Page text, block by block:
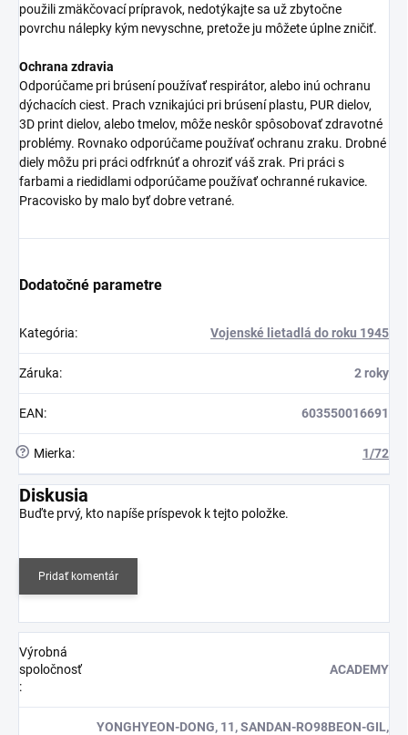
použili zmäkčovací prípravok, nedotýkajte sa už zbytočne
povrchu nálepky kým nevyschne, pretože ju môžete úplne zničiť.
Ochrana zdravia
Odporúčame pri brúsení používať respirátor, alebo inú ochranu
dýchacích ciest. Prach vznikajúci pri brúsení plastu, PUR dielov,
3D print dielov, alebo tmelov, môže neskôr spôsobovať zdravotné
problémy. Rovnako odporúčame používať ochranu zraku. Drobné
diely môžu pri práci odfrknúť a ohroziť váš zrak. Pri práci s
farbami a riedidlami odporúčame používať ochranné rukavice.
Pracovisko by malo byť dobre vetrané.
Dodatočné parametre
Kategória: Vojenské lietadlá do roku 1945
Záruka: 2 roky
EAN: 603550016691
? Mierka: 1/72
Diskusia
Buďte prvý, kto napíše príspevok k tejto položke.
Pridať komentár
Výrobná
spoločnosť
:
ACADEMY
YONGHYEON-DONG, 11, SANDAN-RO98BEON-GIL,